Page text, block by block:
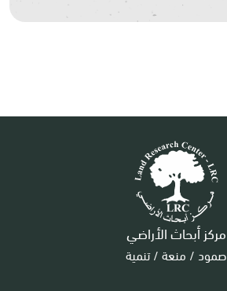
مركز أبحاث الأراضي
صمود / منعة / تنمية